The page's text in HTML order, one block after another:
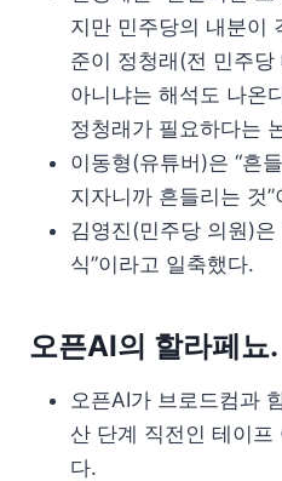
지만 민주당의 내분이
준이 정청래(전 민주
아니냐는 해석도 나온
정청래가 필요하다는
이동형(유튜버)은 “흔
지자니까 흔들리는 것
김영진(민주당 의원)
식”이라고 일축했다.
오픈AI의 할라페뇨.
오픈AI가 브로드컴과
산 단계 직전인 테이프
다.